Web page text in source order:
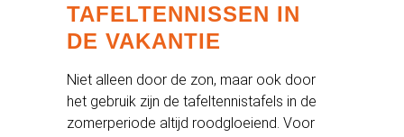
TAFELTENNISSEN IN
DE VAKANTIE
Niet alleen door de zon, maar ook door
het gebruik zijn de tafeltennistafels in de
zomerperiode altijd roodgloeiend. Voor